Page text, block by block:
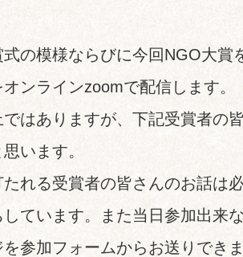
の模様ならびに今回NGO大賞
ンラインzoomで配信します。
はありますが、下記受賞者の
います。
れる受賞者の皆さんのお話は
ています。また当日参加出来
参加フォームからお送りでき